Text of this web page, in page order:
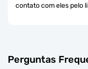
contato com eles pelo
Perguntas